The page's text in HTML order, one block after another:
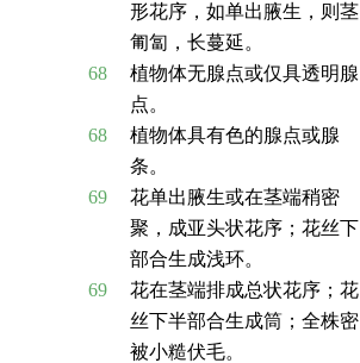
形花序，如单出腋生，则茎
匍匐，长蔓延。
68
植物体无腺点或仅具透明腺
点。
68
植物体具有色的腺点或腺
条。
69
花单出腋生或在茎端稍密
聚，成亚头状花序；花丝下
部合生成浅环。
69
花在茎端排成总状花序；花
丝下半部合生成筒；全株密
被小糙伏毛。